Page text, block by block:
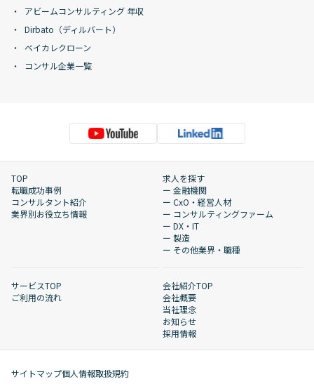
アビームコンサルティング 年収
Dirbato（ディルバート）
ベイカレクローン
コンサル企業一覧
TOP
転職成功事例
コンサルタント紹介
業界別お役立ち情報
求人を探す
ー 金融機関
ー CxO・経営人材
ー コンサルティングファーム
ー DX・IT
ー 製造
ー その他業界・職種
サービスTOP
ご利用の流れ
会社紹介TOP
会社概要
当社理念
お知らせ
採用情報
サイトマップ個人情報取扱規約